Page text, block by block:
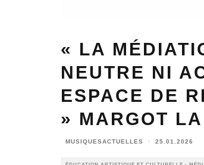
« LA
NEUTRE NI
ESPACE DE
» MARGOT
MUSIQUESACTUELLES · 25.01.2026